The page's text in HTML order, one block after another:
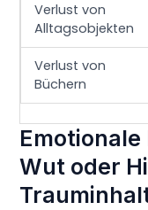
Verlust von
Alltagsobjekten
Verlust von
Büchern
Wut oder